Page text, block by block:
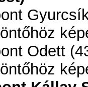
Odett